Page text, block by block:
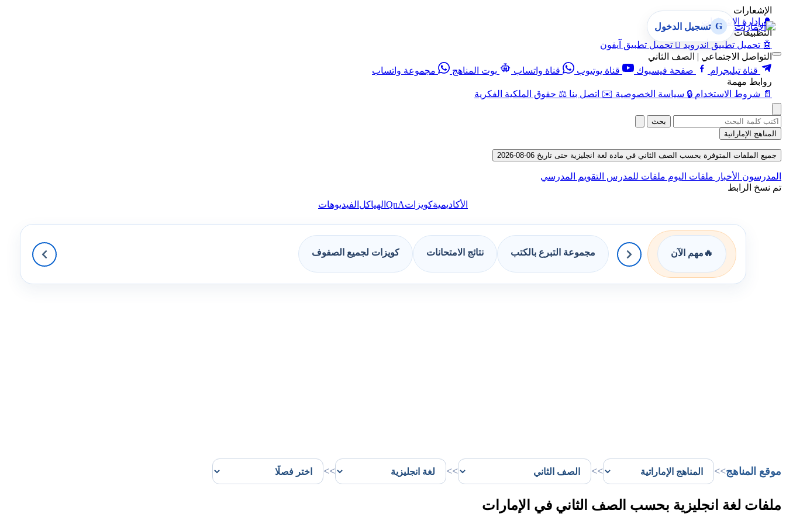
الإشعارات
🔔 إدارة الإشعارات
التطبيقات
🤖 تحميل تطبيق أندرويد  تحميل تطبيق آيفون
التواصل الاجتماعي | الصف الثاني
قناة تيليجرام
صفحة فيسبوك قناة يوتيوب قناة واتساب بوت المناهج
مجموعة واتساب
روابط مهمة
📄 شروط الاستخدام 🔒 سياسة الخصوصية ✉️ اتصل بنا ⚖️ حقوق الملكية الفكرية
G تسجيل الدخول
بحث
المناهج الإماراتية
جميع الملفات المتوفرة بحسب الصف الثاني في مادة لغة انجليزية حتى تاريخ 06-08-2026
المدرسون الأخبار ملفات اليوم ملفات للمدرس التقويم المدرسي
تم نسخ الرابط
الأكاديميةكويزاتQnA الهياكل الفيديوهات
🔥 مهم الآن مجموعة التبرع بالكتب نتائج الامتحانات كويزات لجميع الصفوف
موقع المناهج>>
>>
>>
>>
ملفات لغة انجليزية بحسب الصف الثاني في الإمارات